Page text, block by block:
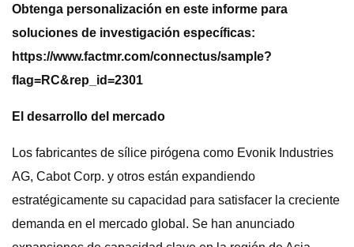
Obtenga personalización en este informe para
soluciones de investigación específicas:
https://www.factmr.com/connectus/sample?
flag=RC&rep_id=2301
El desarrollo del mercado
Los fabricantes de sílice pirógena como Evonik Industries
AG, Cabot Corp. y otros están expandiendo
estratégicamente su capacidad para satisfacer la creciente
demanda en el mercado global. Se han anunciado